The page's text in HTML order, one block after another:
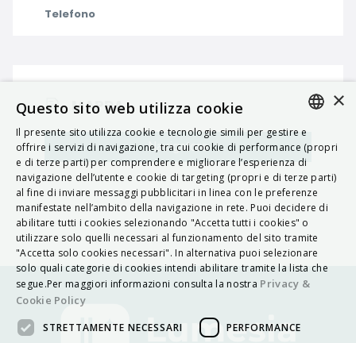
Telefono
MAPPA
Navigatore ITALIAN
ENGLISH
FRENCH
HUNGARIAN
DEUTSCH
POLSKI
PORTUGUÊS
×
Questo sito web utilizza cookie
Il presente sito utilizza cookie e tecnologie simili per gestire e
offrire i servizi di navigazione, tra cui cookie di performance (propri
e di terze parti) per comprendere e migliorare l’esperienza di
navigazione dell’utente e cookie di targeting (propri e di terze parti)
al fine di inviare messaggi pubblicitari in linea con le preferenze
manifestate nell’ambito della navigazione in rete. Puoi decidere di
abilitare tutti i cookies selezionando "Accetta tutti i cookies" o
utilizzare solo quelli necessari al funzionamento del sito tramite
"Accetta solo cookies necessari". In alternativa puoi selezionare
solo quali categorie di cookies intendi abilitare tramite la lista che
segue.Per maggiori informazioni consulta la nostra Privacy &
Cookie Policy
STRETTAMENTE NECESSARI PERFORMANCE